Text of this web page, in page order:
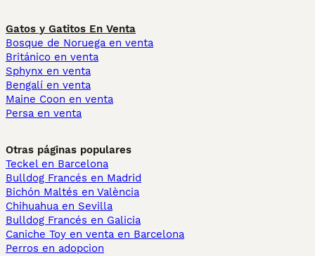
Gatos y Gatitos En Venta
Bosque de Noruega en venta
Británico en venta
Sphynx en venta
Bengalí en venta
Maine Coon en venta
Persa en venta
Otras páginas populares
Teckel en Barcelona
Bulldog Francés en Madrid
Bichón Maltés en València
Chihuahua en Sevilla
Bulldog Francés en Galicia
Caniche Toy en venta en Barcelona
Perros en adopcion